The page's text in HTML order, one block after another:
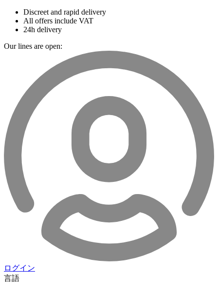
Discreet and rapid delivery
All offers include VAT
24h delivery
Our lines are open:
ログイン
言語